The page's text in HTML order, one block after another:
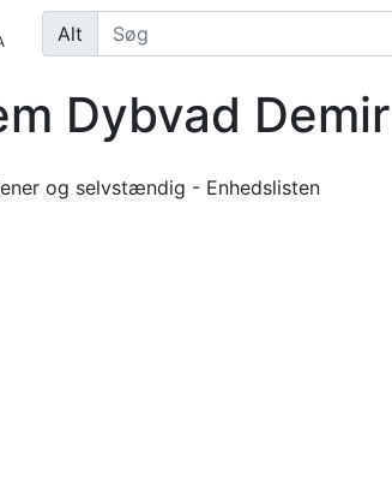
Alt
Dybvad Demir
og selvstændig - Enhedslisten